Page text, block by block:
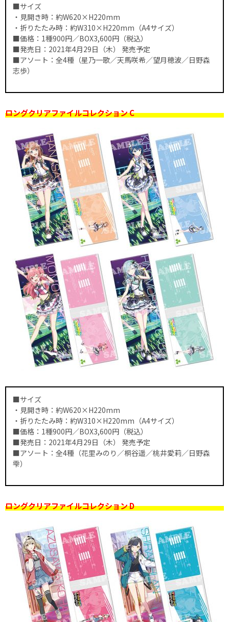
■サイズ
・見開き時：約W620×H220mm
・折りたたみ時：約W310×H220mm（A4サイズ）
■価格：1種900円／BOX3,600円（税込）
■発売日：2021年4月29日（木） 発売予定
■アソート：全4種（星乃一歌／天馬咲希／望月穂波／日野森
志歩）
ロングクリアファイルコレクション C
■サイズ
・見開き時：約W620×H220mm
・折りたたみ時：約W310×H220mm（A4サイズ）
■価格：1種900円／BOX3,600円（税込）
■発売日：2021年4月29日（木） 発売予定
■アソート：全4種（花里みのり／桐谷遥／桃井愛莉／日野森
雫）
ロングクリアファイルコレクション D